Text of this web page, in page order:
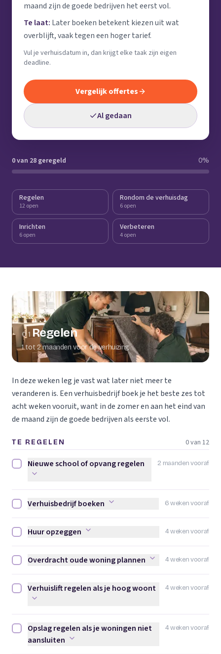
maand zijn de goede bedrijven het eerst vol.
Te laat: Later boeken betekent kiezen uit wat
overblijft, vaak tegen een hoger tarief.
Vul je verhuisdatum in, dan krijgt elke taak zijn eigen
deadline.
Vergelijk offertes
Al gedaan
0 van 28 geregeld 0%
Regelen
12 open
Rondom de verhuisdag
6 open
Inrichten
6 open
Verbeteren
4 open
01 Regelen
1 tot 2 maanden voor de verhuizing
In deze weken leg je vast wat later niet meer te
veranderen is. Een verhuisbedrijf boek je het beste zes tot
acht weken vooruit, want in de zomer en aan het eind van
de maand zijn de goede bedrijven als eerste vol.
TE REGELEN 0 van 12
2 maanden vooraf
Nieuwe school of opvang regelen afvinken
Nieuwe school of opvang regelen
6 weken vooraf
Verhuisbedrijf boeken afvinken
Verhuisbedrijf boeken
4 weken vooraf
Huur opzeggen afvinken
Huur opzeggen
4 weken vooraf
Overdracht oude woning plannen afvinken
Overdracht oude woning plannen
4 weken vooraf
Verhuislift regelen als je hoog woont afvinken
Verhuislift regelen als je hoog woont
4 weken vooraf
Opslag regelen als je woningen niet aansluiten afvinken
Opslag regelen als je woningen niet
aansluiten